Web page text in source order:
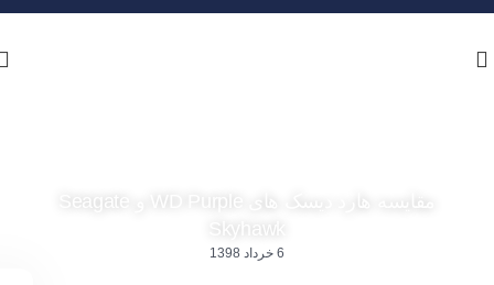
مقایسه هارد دیسک های WD Purple و Seagate
Skyhawk
6 خرداد 1398